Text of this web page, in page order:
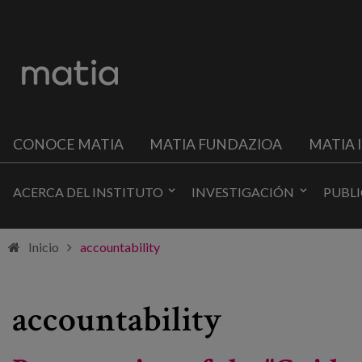
CONOCE MATIA MATIA FUNDAZIOA MATIA
ACERCA DEL INSTITUTO INVESTIGACIÓN
Inicio accountability
accountability